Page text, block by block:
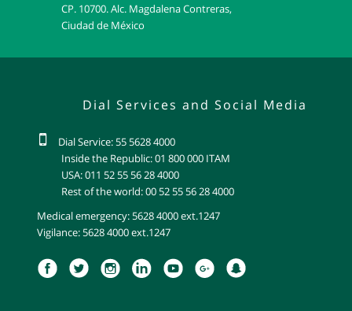
CP. 10700. Alc. Magdalena Contreras,
Ciudad de México
Dial Services and Social Media
Dial Service: 55 5628 4000
Inside the Republic: 01 800 000 ITAM
USA: 011 52 55 56 28 4000
Rest of the world: 00 52 55 56 28 4000
Medical emergency: 5628 4000 ext.1247
Vigilance: 5628 4000 ext.1247